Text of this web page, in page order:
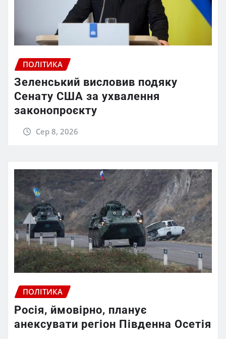
ПОЛІТИКА
Зеленський висловив подяку
Сенату США за ухвалення
законопроєкту
Сер 8, 2026
ПОЛІТИКА
Росія, ймовірно, планує
анексувати регіон Південна Осетія